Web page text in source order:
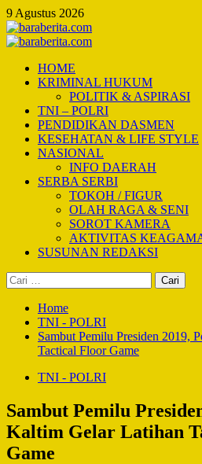
Skip
to
content
9 Agustus 2026
Primary
HOME
KRIMINAL HUKUM
POLITIK & ASPIRASI
TNI – POLRI
PENDIDIKAN DASMEN
KESEHATAN & LIFE STYLE
NASIONAL
INFO DAERAH
SERBA SERBI
TOKOH / FIGUR
OLAH RAGA & SENI
SOROT KAMERA
AKTIVITAS
SUSUNAN REDAKSI
Cari
untuk:
Home
TNI - POLRI
Sambut Pemilu Presiden 2019,
Tactical Floor Game
TNI - POLRI
Sambut Pemilu
Kaltim Gelar Latihan
Game